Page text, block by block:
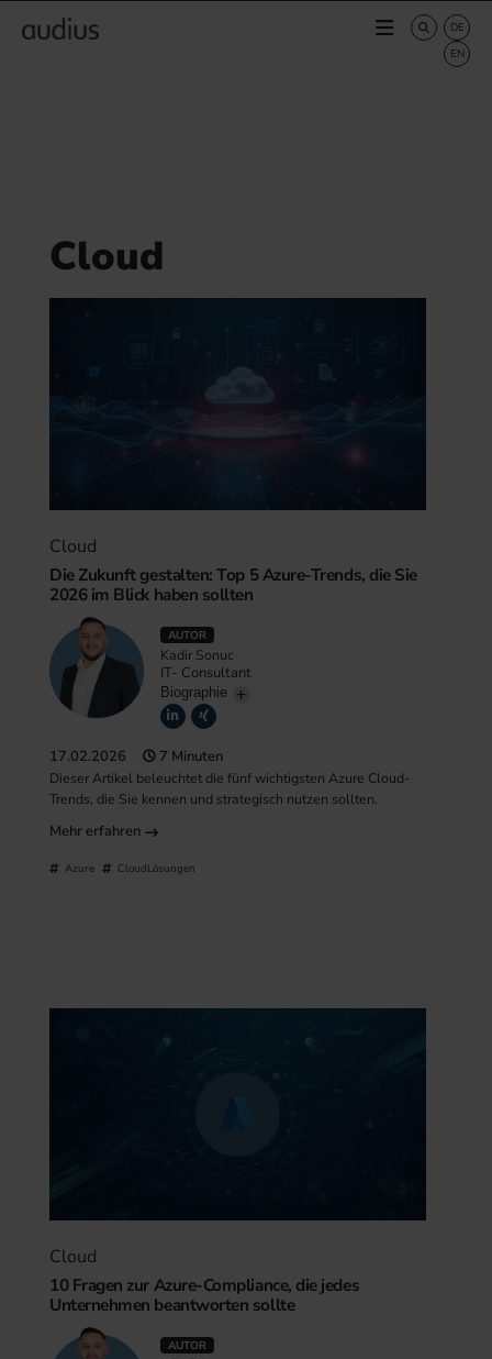
Cloud
Cloud
Die Zukunft gestalten: Top 5 Azure-Trends, die Sie
2026 im Blick haben sollten
AUTOR
Kadir Sonuc
IT- Consultant
Biographie
17.02.2026 7 Minuten
Dieser Artikel beleuchtet die fünf wichtigsten Azure Cloud-
Trends, die Sie kennen und strategisch nutzen sollten.
Mehr erfahren
Azure CloudLösungen
Cloud
10 Fragen zur Azure-Compliance, die jedes
Unternehmen beantworten sollte
AUTOR